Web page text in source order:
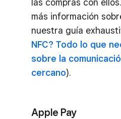
las compras con
más información
nuestra guía
NFC? Todo lo que
sobre la
cercano).
Apple Pay